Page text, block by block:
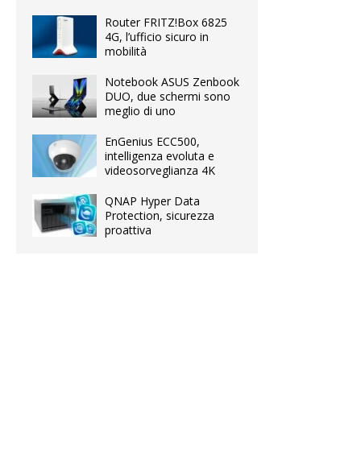
Router FRITZ!Box 6825
4G, l’ufficio sicuro in
mobilità
Notebook ASUS Zenbook
DUO, due schermi sono
meglio di uno
EnGenius ECC500,
intelligenza evoluta e
videosorveglianza 4K
QNAP Hyper Data
Protection, sicurezza
proattiva